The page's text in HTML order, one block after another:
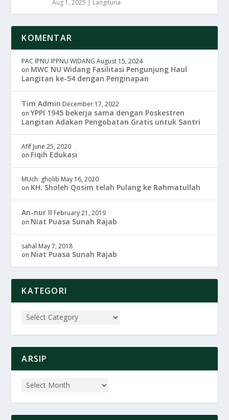
Aug 1, 2025 Langituna
KOMENTAR
PAC IPNU IPPNU WIDANG August 15, 2024
on MWC NU Widang Fasilitasi Pengunjung Haul
Langitan ke-54 dengan Penginapan
Tim Admin December 17, 2022
onYPPI 1945 bekerja sama dengan Poskestren
Langitan Adakan Pengobatan Gratis untuk Santri
Afif June 25, 2020
on Fiqih Edukasi
MUch. gholib May 16, 2020
on KH. Sholeh Qosim telah Pulang ke Rahmatullah
An-nur II February 21, 2019
on Niat Puasa Sunah Rajab
sahal May 7, 2018
on Niat Puasa Sunah Rajab
KATEGORI
ARSIP